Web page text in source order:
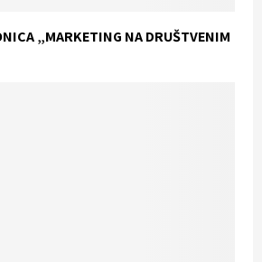
„MARKETING NA DRUŠTVENIM